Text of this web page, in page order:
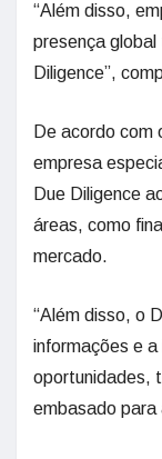
“Além disso,
presença
Diligence”,
De acordo com
empresa
Due Diligence
áreas, como
mercado.
“Além disso, o
informações e
oportunidades,
embasado para